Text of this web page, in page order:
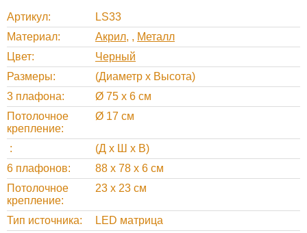
Артикул
LS33
Материал
Акрил , Металл
Цвет
Черный
Размеры
(Диаметр х Высота)
3 плафона
Ø 75 х 6 см
Потолочное
крепление
Ø 17 см
(Д х Ш х В)
6 плафонов
88 х 78 х 6 см
Потолочное
крепление
23 х 23 см
Тип источника
LED матрица